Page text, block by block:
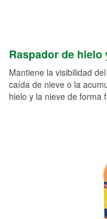
Raspador de
Mantiene la visibilidad
caída de nieve o la
hielo y la nieve de forma